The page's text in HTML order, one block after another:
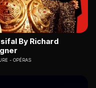
By Richard
OPÉRAS